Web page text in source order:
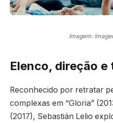
Imagem:
Elenco, direção
Reconhecido por retratar
complexas em “Gloria”
(2017), Sebastián Lelio